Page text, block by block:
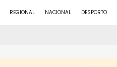
REGIONAL NACIONAL DESPORTO